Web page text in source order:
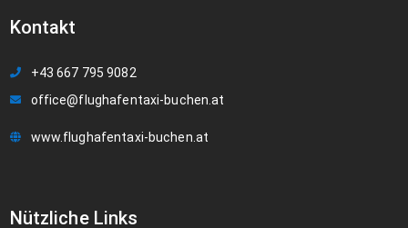
Kontakt
+43 667 795 9082
office@flughafentaxi-buchen.at
www.flughafentaxi-buchen.at
Nützliche Links